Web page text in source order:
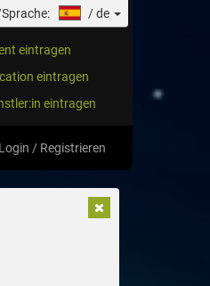
/de
eintragen
eintragen
eintragen
Login / Registrieren